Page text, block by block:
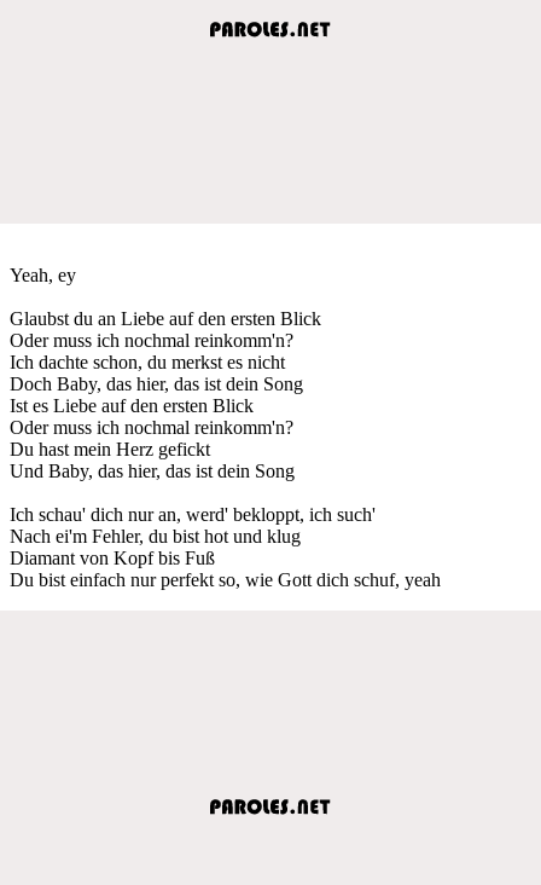
Yeah, ey
Glaubst du an Liebe auf den ersten Blick
Oder muss ich nochmal reinkomm'n?
Ich dachte schon, du merkst es nicht
Doch Baby, das hier, das ist dein Song
Ist es Liebe auf den ersten Blick
Oder muss ich nochmal reinkomm'n?
Du hast mein Herz gefickt
Und Baby, das hier, das ist dein Song
Ich schau' dich nur an, werd' bekloppt, ich such'
Nach ei'm Fehler, du bist hot und klug
Diamant von Kopf bis Fuß
Du bist einfach nur perfekt so, wie Gott dich schuf, yeah